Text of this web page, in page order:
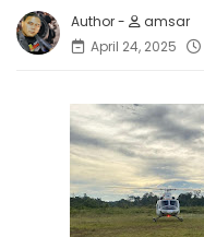
amsar
April 24, 2025